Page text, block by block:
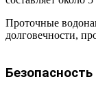
Проточные
долговечности,